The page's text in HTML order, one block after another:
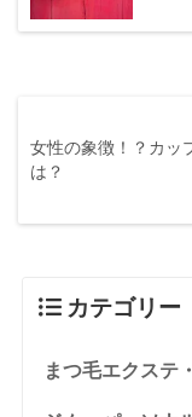
女性の象徴！？カッ
は？
カテゴリー
まつ毛エクステ